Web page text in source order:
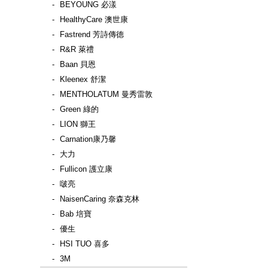
BEYOUNG 必漾
HealthyCare 澳世康
Fastrend 芳詩傳德
R&R 萊禮
Baan 貝恩
Kleenex 舒潔
MENTHOLATUM 曼秀雷敦
Green 綠的
LION 獅王
Carnation康乃馨
大力
Fullicon 護立康
啵亮
NaisenCaring 奈森克林
Bab 培寶
優生
HSI TUO 喜多
3M